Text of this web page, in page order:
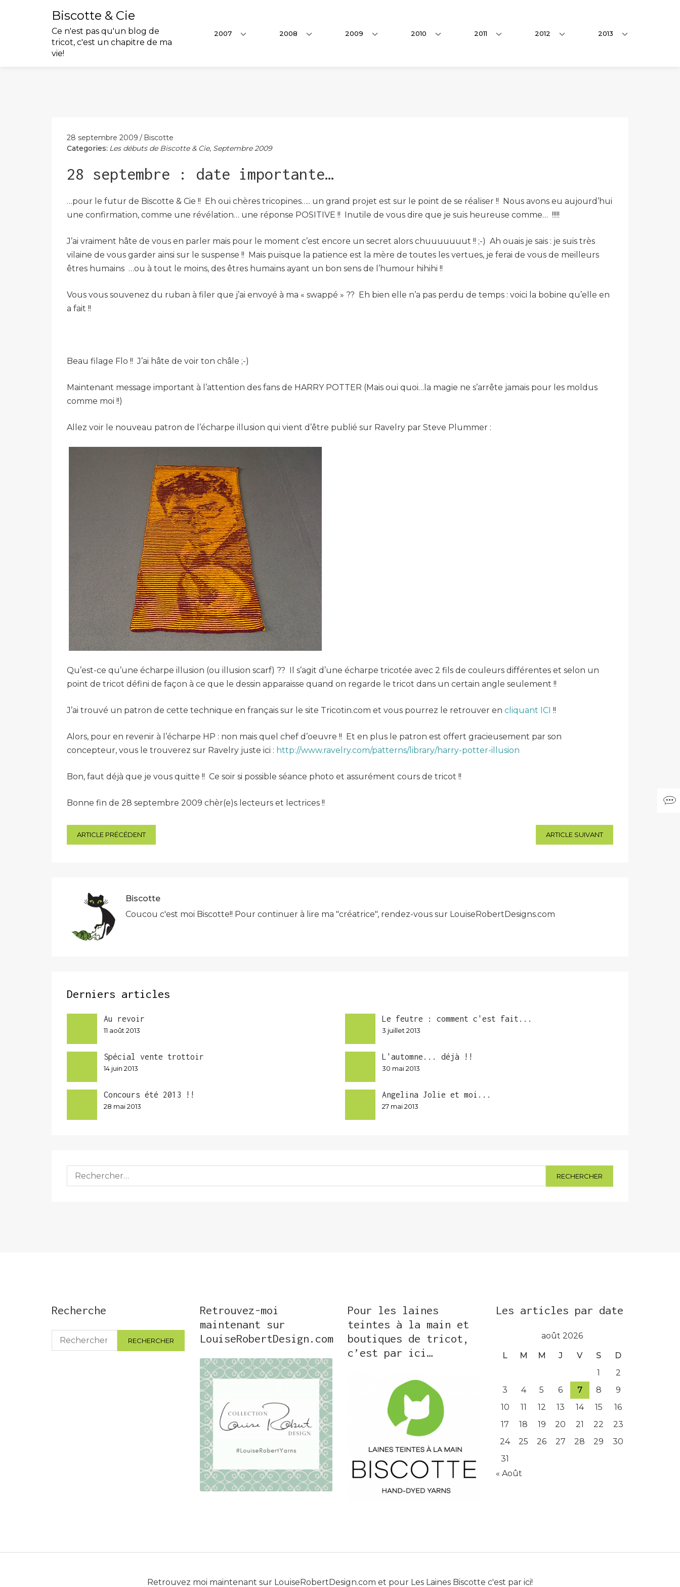
Biscotte & Cie
Ce n'est pas qu'un blog de
tricot, c'est un chapitre de ma
vie!
2007 2008 2009 2010 2011 2012 2013
28 septembre 2009
Biscotte
Categories: Les débuts de Biscotte & Cie, Septembre 2009
28 septembre : date importante…
…pour le futur de Biscotte & Cie !! Eh oui chères tricopines….. un grand projet est sur le point de se réaliser !! Nous avons eu aujourd’hui
une confirmation, comme une révélation… une réponse POSITIVE !! Inutile de vous dire que je suis heureuse comme… !!!!!
J’ai vraiment hâte de vous en parler mais pour le moment c’est encore un secret alors chuuuuuuut !! ;-) Ah ouais je sais : je suis très
vilaine de vous garder ainsi sur le suspense !! Mais puisque la patience est la mère de toutes les vertues, je ferai de vous de meilleurs
êtres humains …ou à tout le moins, des êtres humains ayant un bon sens de l’humour hihihi !!
Vous vous souvenez du ruban à filer que j’ai envoyé à ma « swappé » ?? Eh bien elle n’a pas perdu de temps : voici la bobine qu’elle en
a fait !!
Beau filage Flo !! J’ai hâte de voir ton châle ;-)
Maintenant message important à l’attention des fans de HARRY POTTER (Mais oui quoi…la magie ne s’arrête jamais pour les moldus
comme moi !!)
Allez voir le nouveau patron de l’écharpe illusion qui vient d’être publié sur Ravelry par Steve Plummer :
Qu’est-ce qu’une écharpe illusion (ou illusion scarf) ?? Il s’agit d’une écharpe tricotée avec 2 fils de couleurs différentes et selon un
point de tricot défini de façon à ce que le dessin apparaisse quand on regarde le tricot dans un certain angle seulement !!
J’ai trouvé un patron de cette technique en français sur le site Tricotin.com et vous pourrez le retrouver en cliquant ICI !!
Alors, pour en revenir à l’écharpe HP : non mais quel chef d’oeuvre !! Et en plus le patron est offert gracieusement par son
concepteur, vous le trouverez sur Ravelry juste ici : http://www.ravelry.com/patterns/library/harry-potter-illusion
Bon, faut déjà que je vous quitte !! Ce soir si possible séance photo et assurément cours de tricot !!
Bonne fin de 28 septembre 2009 chèr(e)s lecteurs et lectrices !!
Navigation
ARTICLE PRÉCÉDENT ARTICLE SUIVANT
Biscotte
Coucou c'est moi Biscotte!! Pour continuer à lire ma "créatrice", rendez-vous sur LouiseRobertDesigns.com
Derniers articles
Au revoir
11 août 2013
Le feutre : comment c'est fait...
3 juillet 2013
Spécial vente trottoir
14 juin 2013
L'automne... déjà !!
30 mai 2013
Concours été 2013 !!
28 mai 2013
Angelina Jolie et moi...
27 mai 2013
Rechercher :
Recherche
Rechercher :
Retrouvez-moi
maintenant sur
LouiseRobertDesign.com
Pour les laines
teintes à la main et
boutiques de tricot,
c’est par ici…
Les articles par date
août 2026
L M M J V S
D
1
2
3
4 5 6 7 8
9
10
11 12 13 14 15
16
17
18 19 20 21 22
23
24
25 26 27 28 29
30
31
« Août
Retrouvez moi maintenant sur LouiseRobertDesign.com et pour Les Laines Biscotte c'est par ici!